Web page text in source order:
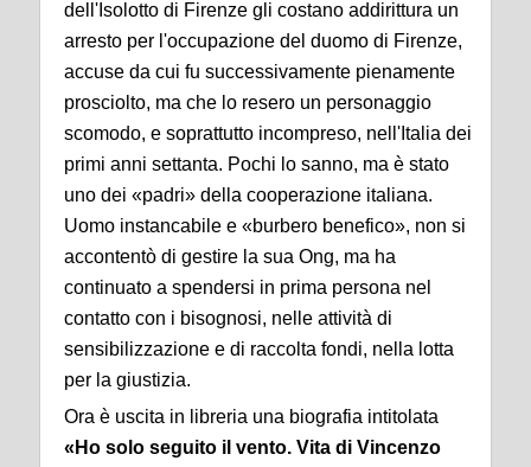
dell'Isolotto di Firenze gli costano addirittura un
arresto per l'occupazione del duomo di Firenze,
accuse da cui fu successivamente pienamente
prosciolto, ma che lo resero un personaggio
scomodo, e soprattutto incompreso, nell'Italia dei
primi anni settanta. Pochi lo sanno, ma è stato
uno dei «padri» della cooperazione italiana.
Uomo instancabile e «burbero benefico», non si
accontentò di gestire la sua Ong, ma ha
continuato a spendersi in prima persona nel
contatto con i bisognosi, nelle attività di
sensibilizzazione e di raccolta fondi, nella lotta
per la giustizia.
Ora è uscita in libreria una biografia intitolata
«Ho solo seguito il vento. Vita di Vincenzo